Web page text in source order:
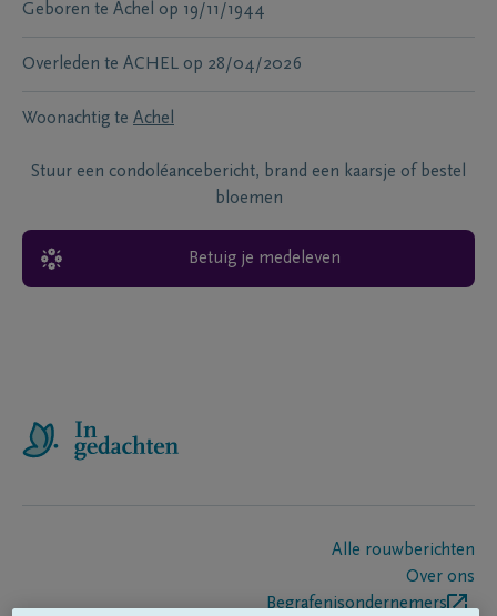
Geboren te Achel op 19/11/1944
Overleden te ACHEL op 28/04/2026
Woonachtig te Achel
Stuur een condoléancebericht, brand een kaarsje of bestel
bloemen
Betuig je medeleven
Alle rouwberichten
Over ons
Begrafenisondernemers